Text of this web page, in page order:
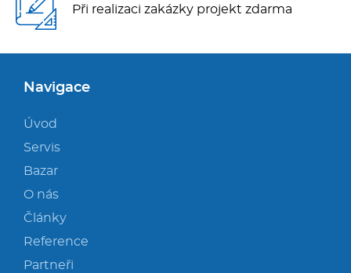
Při realizaci zakázky projekt zdarma
Navigace
Úvod
Servis
Bazar
O nás
Články
Reference
Partneři